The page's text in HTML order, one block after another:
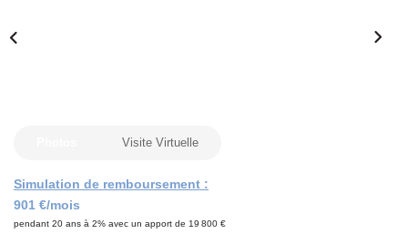
Simulation de remboursement :
901 €/mois
pendant 20 ans à 2% avec un apport de 19 800 €
Visite Virtuelle